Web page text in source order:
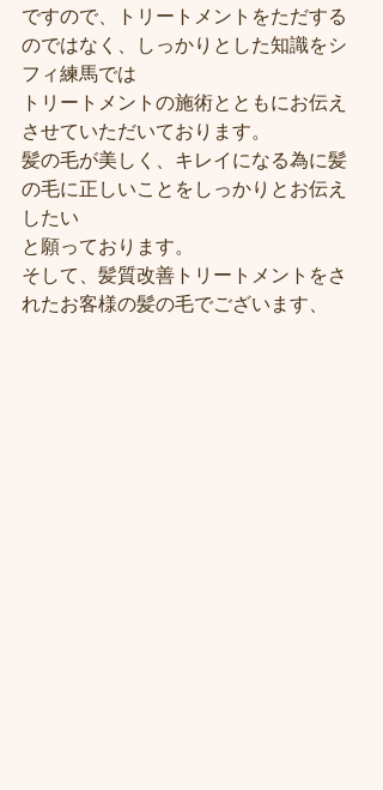
ですので、トリートメントをただする
のではなく、しっかりとした知識をシ
フィ練馬では
トリートメントの施術とともにお伝え
させていただいております。
髪の毛が美しく、キレイになる為に髪
の毛に正しいことをしっかりとお伝え
したい
と願っております。
そして、髪質改善トリートメントをさ
れたお客様の髪の毛でございます、